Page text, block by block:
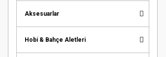
Aksesuarlar
Hobi & Bahçe Aletleri